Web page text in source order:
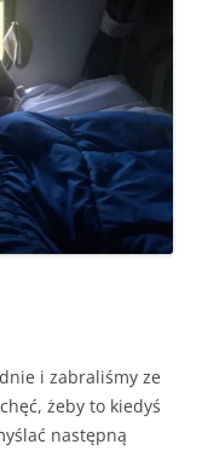
i zabraliśmy ze
żeby to kiedyś
następną